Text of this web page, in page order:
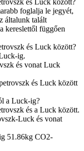
és Luck között?
foglalja le jegyét,
általunk talált
kereslettől függően
és Luck között?
ig.
és vonat Luck
és Luck között
a Luck-ig?
és a Luck között.
Luck és vonat
51.86kg CO2-